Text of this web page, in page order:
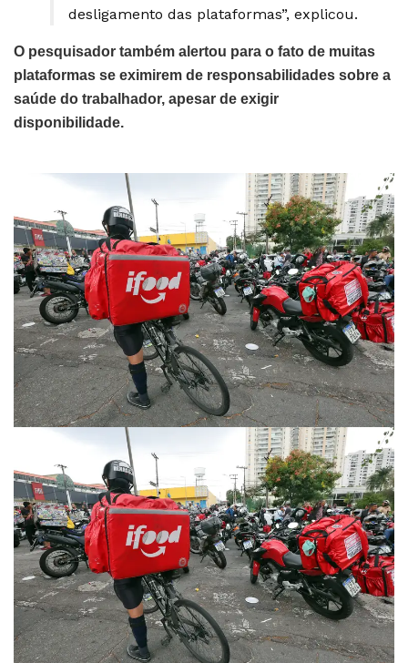
desligamento das plataformas”, explicou.
O pesquisador também alertou para o fato de muitas
plataformas se eximirem de responsabilidades sobre a
saúde do trabalhador, apesar de exigir
disponibilidade.